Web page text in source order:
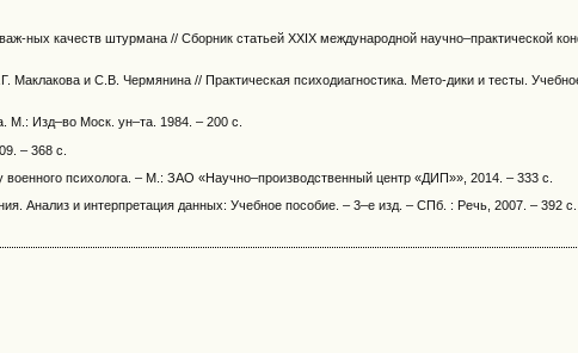
ных качеств штурмана // Сборник статьей XXIX международной научно–практической
и С.В. Чермянина // Практическая психодиагностика. Мето-дики и тесты.
М.: Изд–во Моск. ун–та. 1984. – 200 с.
– 368 с.
психолога. – М.: ЗАО «Научно–производственный центр «ДИП»», 2014. – 333 с.
Анализ и интерпретация данных: Учебное пособие. – 3–е изд. – СПб. : Речь, 2007. – 392 с.